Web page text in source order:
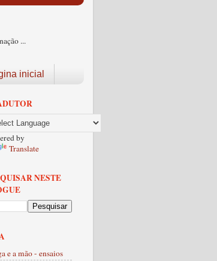
...
inicial
by
Translate
NESTE
e a mão - ensaios